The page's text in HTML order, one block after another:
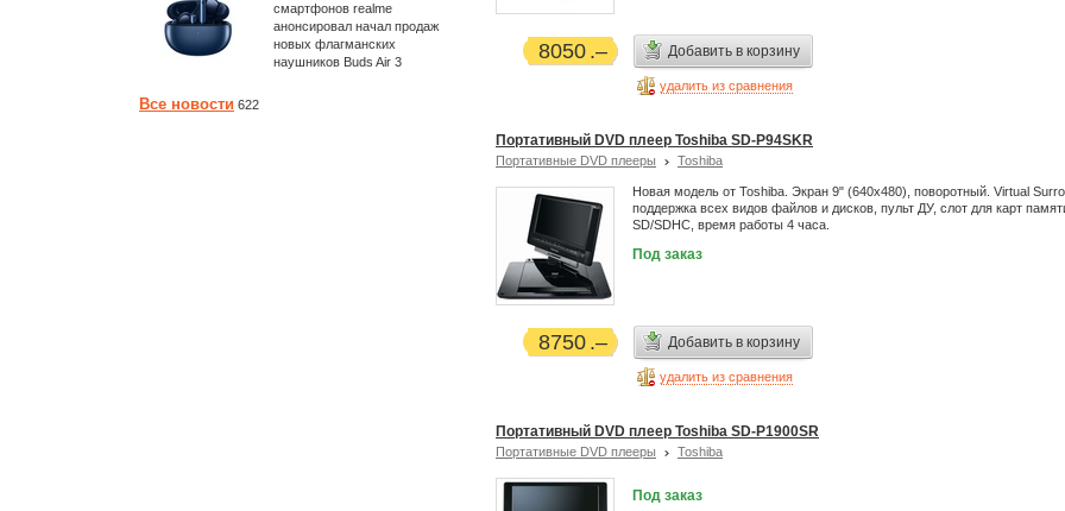
8050 Добавить в корзину
удалить из сравнения
Портативный DVD плеер Toshiba SD-P94SKR
Портативные DVD плееры Toshiba
Новая модель от Toshiba. Экран 9" (640x480), поворотный. Virtual
поддержка всех видов файлов и дисков, пульт ДУ, слот для карт
SD/SDHC, время работы 4 часа.
Под заказ
8750 Добавить в корзину
удалить из сравнения
Портативный DVD плеер Toshiba SD-P1900SR
Портативные DVD плееры Toshiba
Под заказ
смартфонов realme
анонсировал начал продаж
новых флагманских
наушников Buds Air 3
Все новости 622